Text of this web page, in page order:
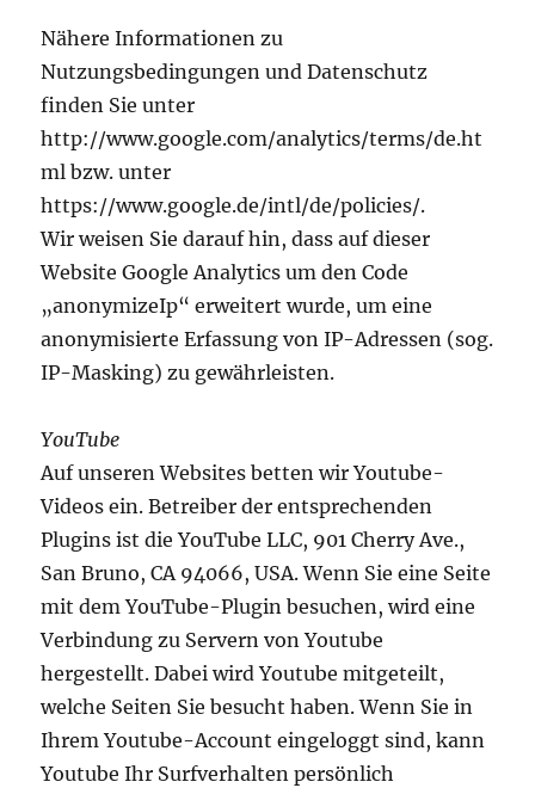
Nähere Informationen zu
Nutzungsbedingungen und Datenschutz
finden Sie unter
http://www.google.com/analytics/terms/de.ht
ml bzw. unter
https://www.google.de/intl/de/policies/.
Wir weisen Sie darauf hin, dass auf dieser
Website Google Analytics um den Code
„anonymizeIp“ erweitert wurde, um eine
anonymisierte Erfassung von IP-Adressen (sog.
IP-Masking) zu gewährleisten.
YouTube
Auf unseren Websites betten wir Youtube-
Videos ein. Betreiber der entsprechenden
Plugins ist die YouTube LLC, 901 Cherry Ave.,
San Bruno, CA 94066, USA. Wenn Sie eine Seite
mit dem YouTube-Plugin besuchen, wird eine
Verbindung zu Servern von Youtube
hergestellt. Dabei wird Youtube mitgeteilt,
welche Seiten Sie besucht haben. Wenn Sie in
Ihrem Youtube-Account eingeloggt sind, kann
Youtube Ihr Surfverhalten persönlich